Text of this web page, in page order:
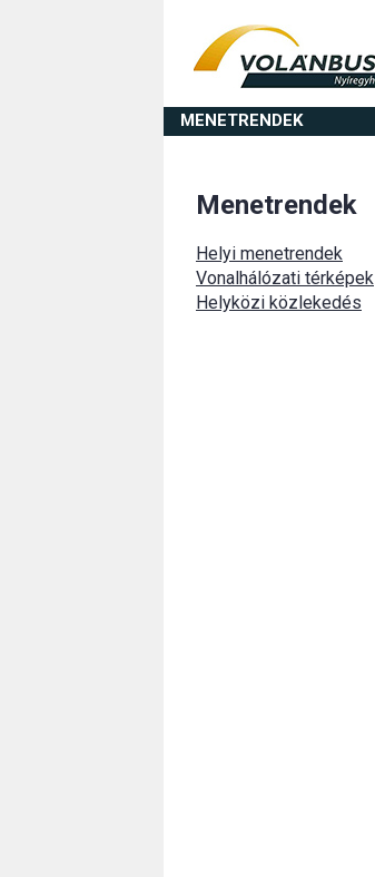
MENETRENDEK
Menetrendek
Helyi menetrendek
Vonalhálózati térképek
Helyközi közlekedés